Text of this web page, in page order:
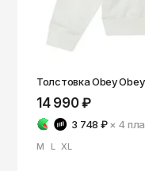
Толстовка Obey
14 990 ₽
3 748 ₽ × 4
M L XL